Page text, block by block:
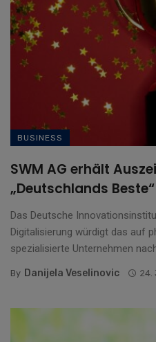
BUSINESS
SWM AG erhält
„Deutschlands Beste“
Das Deutsche
Digitalisierung würdigt das auf
spezialisierte Unternehmen
By Danijela Veselinovic 24.